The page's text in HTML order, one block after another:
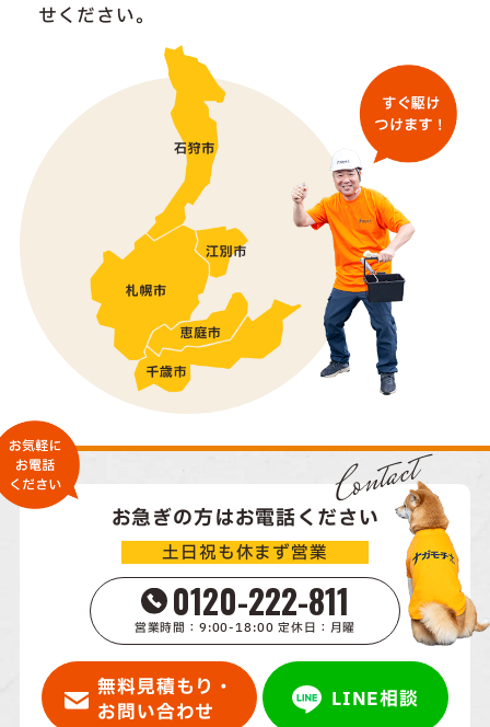
せください。
Contact
お急ぎの方はお電話ください
土日祝も休まず営業
0120-222-811
営業時間：9:00-18:00 定休日：月曜
無料見積もり・
お問い合わせ
LINE相談